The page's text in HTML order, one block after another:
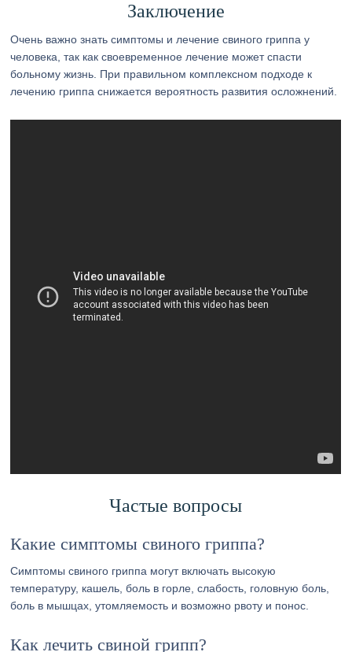
Заключение
Очень важно знать симптомы и лечение свиного гриппа у
человека, так как своевременное лечение может спасти
больному жизнь. При правильном комплексном подходе к
лечению гриппа снижается вероятность развития осложнений.
Частые вопросы
Какие симптомы свиного гриппа?
Симптомы свиного гриппа могут включать высокую
температуру, кашель, боль в горле, слабость, головную боль,
боль в мышцах, утомляемость и возможно рвоту и понос.
Как лечить свиной грипп?